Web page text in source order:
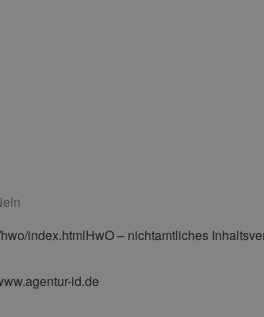
index.htmlHwO – nichtamtliches
id.de